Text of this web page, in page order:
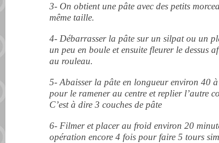
3- On obtient une pâte avec des petits
même taille.
4- Débarrasser la pâte sur un silpat ou un
un peu en boule et ensuite fleurer le dessus
au rouleau.
5- Abaisser la pâte en longueur environ 40
pour le ramener au centre et replier l’autre
C’est à dire 3 couches de pâte
6- Filmer et placer au froid environ 20
opération encore 4 fois pour faire 5 tours